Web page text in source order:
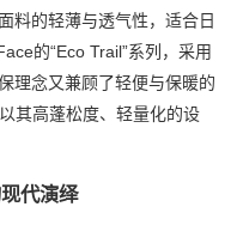
料的轻薄与透气性，适合日
的“Eco Trail”系列，采用
理念又兼顾了轻便与保暖的
其高蓬松度、轻量化的设
代演绎